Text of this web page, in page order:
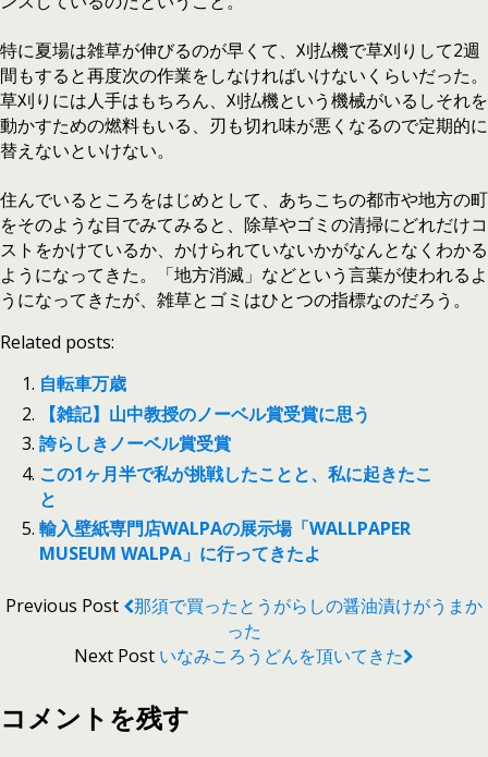
特に夏場は雑草が伸びるのが早くて、刈払機で草刈りして2週
間もすると再度次の作業をしなければいけないくらいだった。
草刈りには人手はもちろん、刈払機という機械がいるしそれを
動かすための燃料もいる、刃も切れ味が悪くなるので定期的に
替えないといけない。
住んでいるところをはじめとして、あちこちの都市や地方の町
をそのような目でみてみると、除草やゴミの清掃にどれだけコ
ストをかけているか、かけられていないかがなんとなくわかる
ようになってきた。「地方消滅」などという言葉が使われるよ
うになってきたが、雑草とゴミはひとつの指標なのだろう。
Related posts:
自転車万歳
【雑記】山中教授のノーベル賞受賞に思う
誇らしきノーベル賞受賞
この1ヶ月半で私が挑戦したことと、私に起きたこ
と
輸入壁紙専門店WALPAの展示場「WALLPAPER
MUSEUM WALPA」に行ってきたよ
Previous Post
那須で買ったとうがらしの醤油漬けがうまか
った
Next Post いなみころうどんを頂いてきた
コメントを残す